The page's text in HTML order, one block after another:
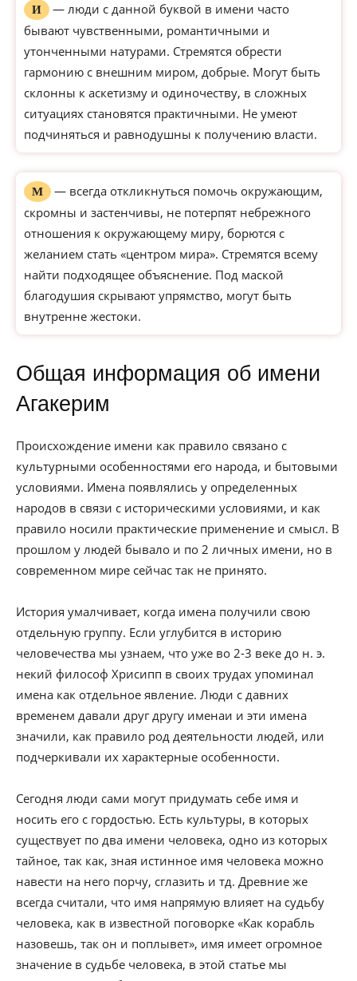
И
— люди с данной буквой в имени часто
бывают чувственными, романтичными и
утонченными натурами. Стремятся обрести
гармонию с внешним миром, добрые. Могут быть
склонны к аскетизму и одиночеству, в сложных
ситуациях становятся практичными. Не умеют
подчиняться и равнодушны к получению власти.
М
— всегда откликнуться помочь окружающим,
скромны и застенчивы, не потерпят небрежного
отношения к окружающему миру, борются с
желанием стать «центром мира». Стремятся всему
найти подходящее объяснение. Под маской
благодушия скрывают упрямство, могут быть
внутренне жестоки.
Общая информация об имени
Агакерим
Происхождение имени как правило связано с
культурными особенностями его народа, и бытовыми
условиями. Имена появлялись у определенных
народов в связи с историческими условиями, и как
правило носили практические применение и смысл. В
прошлом у людей бывало и по 2 личных имени, но в
современном мире сейчас так не принято.
История умалчивает, когда имена получили свою
отдельную группу. Если углубится в историю
человечества мы узнаем, что уже во 2-3 веке до н. э.
некий философ Хрисипп в своих трудах упоминал
имена как отдельное явление. Люди с давних
временем давали друг другу именаи и эти имена
значили, как правило род деятельности людей, или
подчеркивали их характерные особенности.
Сегодня люди сами могут придумать себе имя и
носить его с гордостью. Есть культуры, в которых
существует по два имени человека, одно из которых
тайное, так как, зная истинное имя человека можно
навести на него порчу, сглазить и тд. Древние же
всегда считали, что имя напрямую влияет на судьбу
человека, как в известной поговорке «Как корабль
назовешь, так он и поплывет», имя имеет огромное
значение в судьбе человека, в этой статье мы